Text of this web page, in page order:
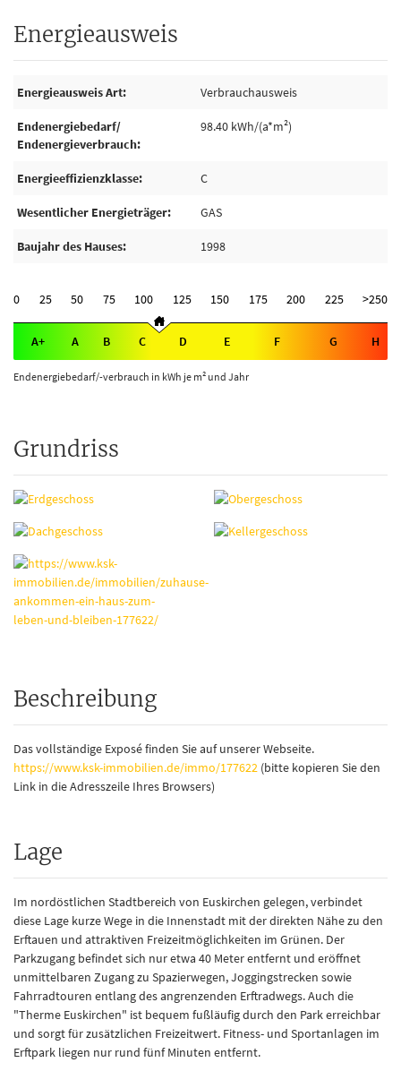
Energieausweis
Energieausweis Art Verbrauchausweis
Endenergiebedarf/
Endenergieverbrauch
98.40 kWh/(a*m²)
Energieeffizienzklasse C
Wesentlicher Energieträger GAS
Baujahr des Hauses 1998
0 25 50 75 100 125 150 175 200 225 >250
A+ A B C D E F G H
Endenergiebedarf/-verbrauch in kWh je m² und Jahr
Grundriss
Beschreibung
Das vollständige Exposé finden Sie auf unserer Webseite.
https://www.ksk-immobilien.de/immo/177622 (bitte kopieren Sie den
Link in die Adresszeile Ihres Browsers)
Lage
Im nordöstlichen Stadtbereich von Euskirchen gelegen, verbindet
diese Lage kurze Wege in die Innenstadt mit der direkten Nähe zu den
Erftauen und attraktiven Freizeitmöglichkeiten im Grünen. Der
Parkzugang befindet sich nur etwa 40 Meter entfernt und eröffnet
unmittelbaren Zugang zu Spazierwegen, Joggingstrecken sowie
Fahrradtouren entlang des angrenzenden Erftradwegs. Auch die
"Therme Euskirchen" ist bequem fußläufig durch den Park erreichbar
und sorgt für zusätzlichen Freizeitwert. Fitness- und Sportanlagen im
Erftpark liegen nur rund fünf Minuten entfernt.